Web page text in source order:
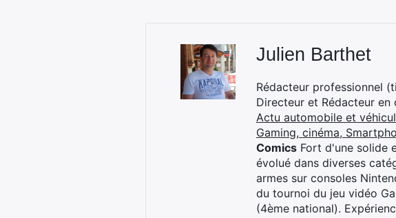
Julien Barthet
Rédacteur professionnel
Directeur et Rédacteur en
Actu automobile et
Gaming, cinéma,
Comics Fort d'une solide
évolué dans diverses
armes sur consoles
du tournoi du jeu vidéo
(4ème national).